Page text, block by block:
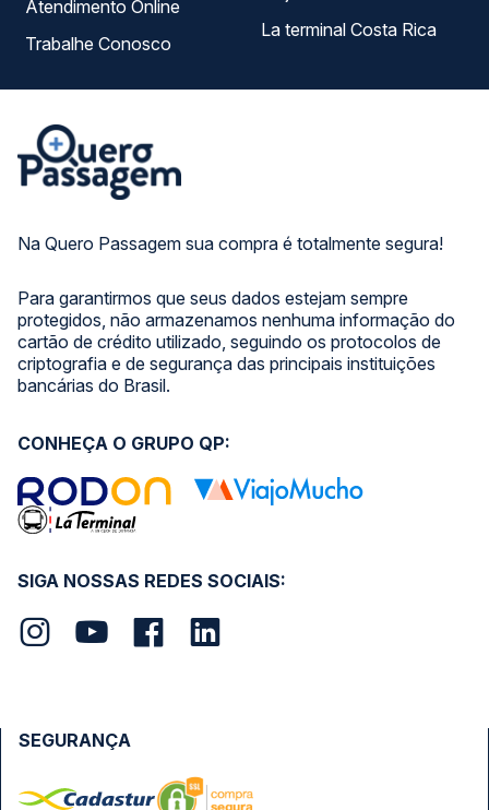
Na Quero Passagem sua compra é totalmente segura!
Para garantirmos que seus dados estejam sempre
protegidos, não armazenamos nenhuma informação do
cartão de crédito utilizado, seguindo os protocolos de
criptografia e de segurança das principais instituições
bancárias do Brasil.
Atendimento Online
Trabalhe Conosco
La terminal Costa Rica
SIGA NOSSAS REDES SOCIAIS:
CONHEÇA O GRUPO QP:
SEGURANÇA